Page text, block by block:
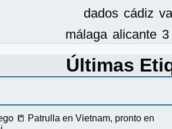
dados cádiz
málaga alicante
Últimas
📒 Patrulla en Vietnam, pronto en